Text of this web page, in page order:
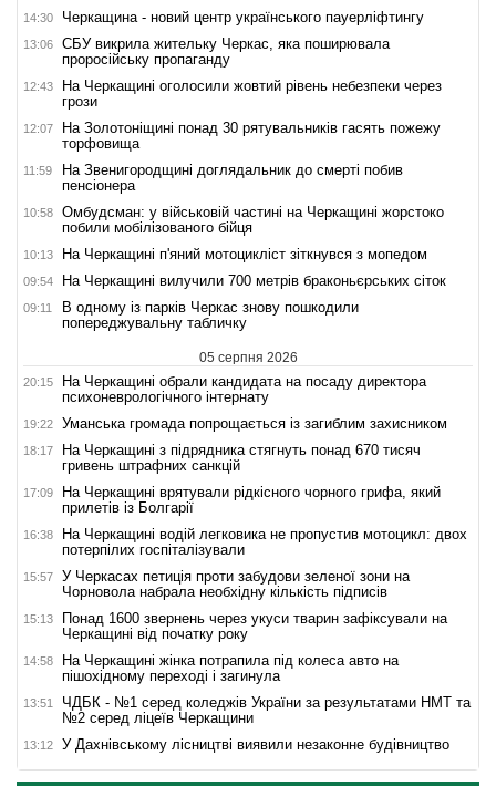
14:30 Черкащина - новий центр українського пауерліфтингу
13:06
СБУ викрила жительку Черкас, яка поширювала
проросійську пропаганду
12:43
На Черкащині оголосили жовтий рівень небезпеки через
грози
12:07
На Золотоніщині понад 30 рятувальників гасять пожежу
торфовища
11:59
На Звенигородщині доглядальник до смерті побив
пенсіонера
10:58
Омбудсман: у військовій частині на Черкащині жорстоко
побили мобілізованого бійця
10:13 На Черкащині п'яний мотоцикліст зіткнувся з мопедом
09:54 На Черкащині вилучили 700 метрів браконьєрських сіток
09:11
В одному із парків Черкас знову пошкодили
попереджувальну табличку
05 серпня 2026
20:15
На Черкащині обрали кандидата на посаду директора
психоневрологічного інтернату
19:22 Уманська громада попрощається із загиблим захисником
18:17
На Черкащині з підрядника стягнуть понад 670 тисяч
гривень штрафних санкцій
17:09
На Черкащині врятували рідкісного чорного грифа, який
прилетів із Болгарії
16:38
На Черкащині водій легковика не пропустив мотоцикл: двох
потерпілих госпіталізували
15:57
У Черкасах петиція проти забудови зеленої зони на
Чорновола набрала необхідну кількість підписів
15:13
Понад 1600 звернень через укуси тварин зафіксували на
Черкащині від початку року
14:58
На Черкащині жінка потрапила під колеса авто на
пішохідному переході і загинула
13:51
ЧДБК - №1 серед коледжів України за результатами НМТ та
№2 серед ліцеїв Черкащини
13:12 У Дахнівському лісництві виявили незаконне будівництво